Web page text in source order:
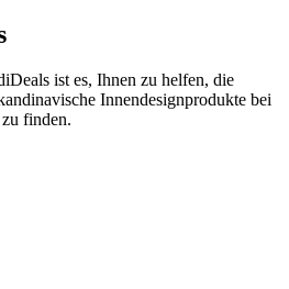
ist es, Ihnen zu helfen, die
Innendesignprodukte bei
finden.